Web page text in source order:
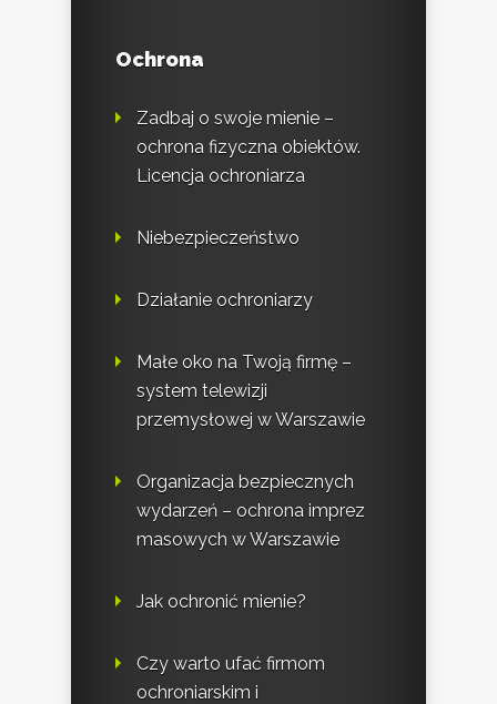
Ochrona
Zadbaj o swoje mienie –
ochrona fizyczna obiektów.
Licencja ochroniarza
Niebezpieczeństwo
Działanie ochroniarzy
Małe oko na Twoją firmę –
system telewizji
przemysłowej w Warszawie
Organizacja bezpiecznych
wydarzeń – ochrona imprez
masowych w Warszawie
Jak ochronić mienie?
Czy warto ufać firmom
ochroniarskim i